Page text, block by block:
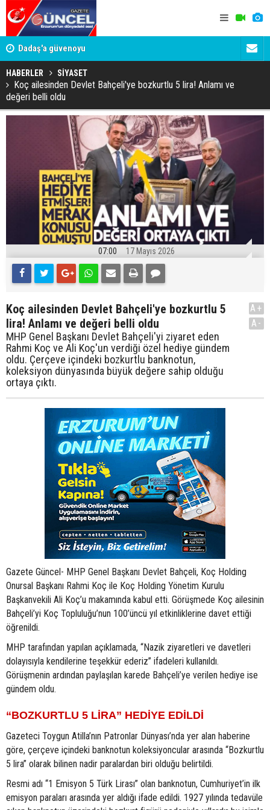
Dadaş'a güvenoyu Murat
HABERLER SİYASET
Koç ailesinden Devlet Bahçeli'ye bozkurtlu 5 lira! Anlamı ve
değeri belli oldu
07:00 17 Mayıs 2026
Koç ailesinden Devlet Bahçeli'ye bozkurtlu 5
lira! Anlamı ve değeri belli oldu
MHP Genel Başkanı Devlet Bahçeli'yi ziyaret eden
Rahmi Koç ve Ali Koç'un verdiği özel hediye gündem
oldu. Çerçeve içindeki bozkurtlu banknotun,
koleksiyon dünyasında büyük değere sahip olduğu
ortaya çıktı.
A+
A-
Gazete Güncel- MHP Genel Başkanı Devlet Bahçeli, Koç Holding
Onursal Başkanı Rahmi Koç ile Koç Holding Yönetim Kurulu
Başkanvekili Ali Koç’u makamında kabul etti. Görüşmede Koç ailesinin
Bahçeli’yi Koç Topluluğu’nun 100’üncü yıl etkinliklerine davet ettiği
öğrenildi.
MHP tarafından yapılan açıklamada, “Nazik ziyaretleri ve davetleri
dolayısıyla kendilerine teşekkür ederiz” ifadeleri kullanıldı.
Görüşmenin ardından paylaşılan karede Bahçeli’ye verilen hediye ise
gündem oldu.
“BOZKURTLU 5 LİRA” HEDİYE EDİLDİ
Gazeteci Toygun Atilla’nın Patronlar Dünyası’nda yer alan haberine
göre, çerçeve içindeki banknotun koleksiyoncular arasında “Bozkurtlu
5 lira” olarak bilinen nadir paralardan biri olduğu belirtildi.
Resmi adı “1 Emisyon 5 Türk Lirası” olan banknotun, Cumhuriyet’in ilk
emisyon paraları arasında yer aldığı ifade edildi. 1927 yılında tedavüle